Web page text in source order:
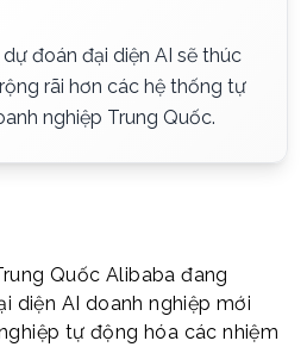
đoán đại diện AI sẽ thúc
rãi hơn các hệ thống tự
nghiệp Trung Quốc.
Quốc Alibaba đang
diện AI doanh nghiệp mới
tự động hóa các nhiệm